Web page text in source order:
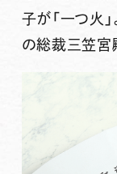
子が「一つ火
の総裁三笠宮